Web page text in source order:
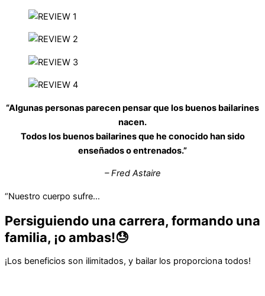
“Algunas personas parecen pensar que los buenos bailarines
nacen.
Todos los buenos bailarines que he conocido han sido
enseñados o entrenados.”
– Fred Astaire
“Nuestro cuerpo sufre…
Persiguiendo una carrera, formando una
familia, ¡o ambas!😓
¡Los beneficios son ilimitados, y bailar los proporciona todos!